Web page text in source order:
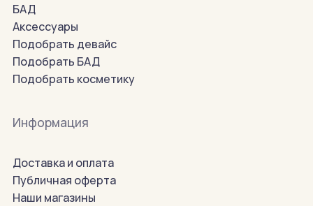
БАД
Аксессуары
Подобрать девайс
Подобрать БАД
Подобрать косметику
Информация
Доставка и оплата
Публичная оферта
Наши магазины